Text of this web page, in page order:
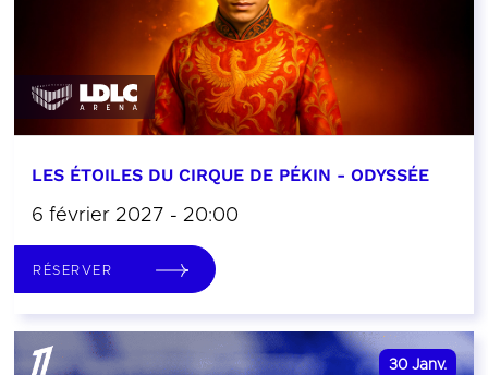
LES ÉTOILES DU CIRQUE DE PÉKIN - ODYSSÉE
6 février 2027 - 20:00
RÉSERVER
30 Janv.